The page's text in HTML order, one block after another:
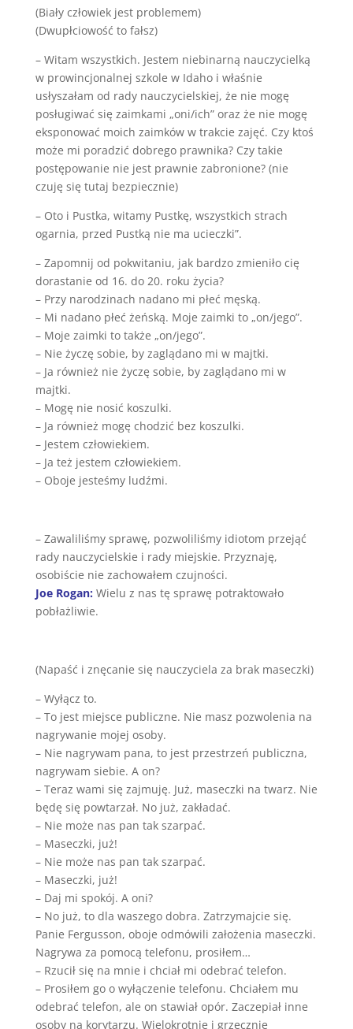
(Biały człowiek jest problemem)
(Dwupłciowość to fałsz)
– Witam wszystkich. Jestem niebinarną nauczycielką
w prowincjonalnej szkole w Idaho i właśnie
usłyszałam od rady nauczycielskiej, że nie mogę
posługiwać się zaimkami „oni/ich” oraz że nie mogę
eksponować moich zaimków w trakcie zajęć. Czy ktoś
może mi poradzić dobrego prawnika? Czy takie
postępowanie nie jest prawnie zabronione? (nie
czuję się tutaj bezpiecznie)
– Oto i Pustka, witamy Pustkę, wszystkich strach
ogarnia, przed Pustką nie ma ucieczki”.
– Zapomnij od pokwitaniu, jak bardzo zmieniło cię
dorastanie od 16. do 20. roku życia?
– Przy narodzinach nadano mi płeć męską.
– Mi nadano płeć żeńską. Moje zaimki to „on/jego”.
– Moje zaimki to także „on/jego”.
– Nie życzę sobie, by zaglądano mi w majtki.
– Ja również nie życzę sobie, by zaglądano mi w
majtki.
– Mogę nie nosić koszulki.
– Ja również mogę chodzić bez koszulki.
– Jestem człowiekiem.
– Ja też jestem człowiekiem.
– Oboje jesteśmy ludźmi.
– Zawaliliśmy sprawę, pozwoliliśmy idiotom przejąć
rady nauczycielskie i rady miejskie. Przyznaję,
osobiście nie zachowałem czujności.
Joe Rogan: Wielu z nas tę sprawę potraktowało
pobłażliwie.
(Napaść i znęcanie się nauczyciela za brak maseczki)
– Wyłącz to.
– To jest miejsce publiczne. Nie masz pozwolenia na
nagrywanie mojej osoby.
– Nie nagrywam pana, to jest przestrzeń publiczna,
nagrywam siebie. A on?
– Teraz wami się zajmuję. Już, maseczki na twarz. Nie
będę się powtarzał. No już, zakładać.
– Nie może nas pan tak szarpać.
– Maseczki, już!
– Nie może nas pan tak szarpać.
– Maseczki, już!
– Daj mi spokój. A oni?
– No już, to dla waszego dobra. Zatrzymajcie się.
Panie Fergusson, oboje odmówili założenia maseczki.
Nagrywa za pomocą telefonu, prosiłem…
– Rzucił się na mnie i chciał mi odebrać telefon.
– Prosiłem go o wyłączenie telefonu. Chciałem mu
odebrać telefon, ale on stawiał opór. Zaczepiał inne
osoby na korytarzu. Wielokrotnie i grzecznie